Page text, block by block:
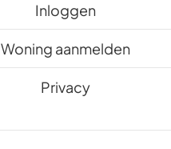
Inloggen
Woning aanmelden
Privacy